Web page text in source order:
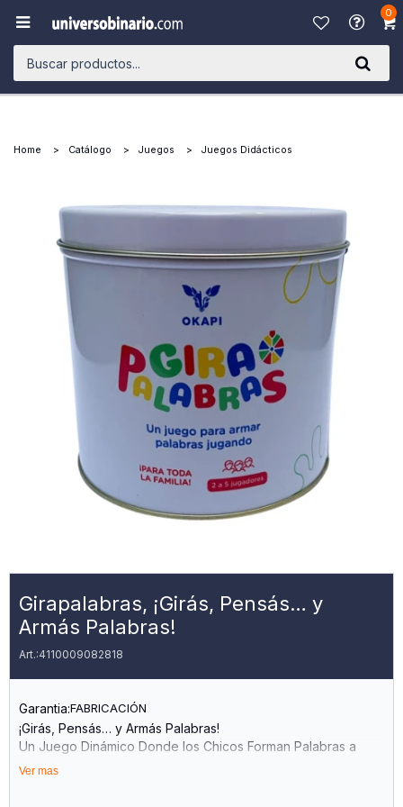
0

Home Catálogo Juegos Juegos Didácticos
Girapalabras, ¡Girás, Pensás… y
Armás Palabras!
4110009082818
Garantia:FABRICACIÓN
¡Girás, Pensás… y Armás Palabras!
Un Juego Dinámico Donde los Chicos Forman Palabras a
Partir de Imágenes y Sílabas, Explorando Sonidos y
Ver mas